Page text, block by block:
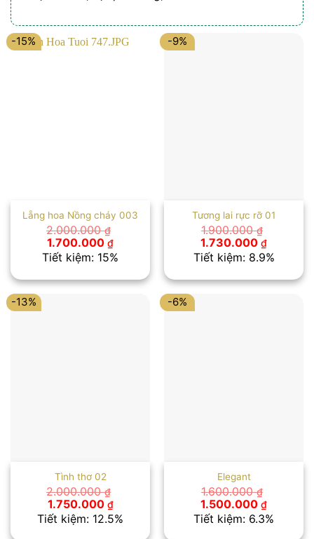
-15%
Lẵng hoa Nồng cháy 003
2.000.000₫
Giá
gốc
là:
1.700.000 ₫Giá
hiện
tại
1.700.000 ₫.
Tiết kiệm: 15%
-9%
Tương lai rực rỡ 01
1.900.000₫
Giá
gốc
là:
1.730.000 ₫Giá
hiện
tại
Tiết kiệm: 8.9%
-13%
Tình thơ 02
2.000.000₫
Giá
gốc
là:
1.750.000 ₫Giá
hiện
tại
Tiết kiệm: 12.5%
-6%
Elegant
1.600.000₫
Giá
gốc
là:
1.500.000 ₫Giá
hiện
tại
Tiết kiệm: 6.3%